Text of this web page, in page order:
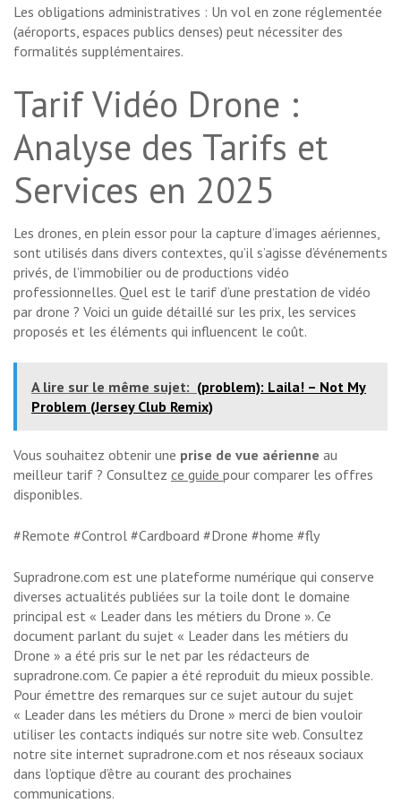
Les obligations administratives : Un vol en zone réglementée
(aéroports, espaces publics denses) peut nécessiter des
formalités supplémentaires.
Tarif Vidéo Drone :
Analyse des Tarifs et
Services en 2025
Les drones, en plein essor pour la capture d’images aériennes,
sont utilisés dans divers contextes, qu’il s’agisse d’événements
privés, de l’immobilier ou de productions vidéo
professionnelles. Quel est le tarif d’une prestation de vidéo
par drone ? Voici un guide détaillé sur les prix, les services
proposés et les éléments qui influencent le coût.
A lire sur le même sujet: (problem): Laila! – Not My
Problem (Jersey Club Remix)
Vous souhaitez obtenir une prise de vue aérienne au
meilleur tarif ? Consultez ce guide pour comparer les offres
disponibles.
#Remote #Control #Cardboard #Drone #home #fly
Supradrone.com est une plateforme numérique qui conserve
diverses actualités publiées sur la toile dont le domaine
principal est « Leader dans les métiers du Drone ». Ce
document parlant du sujet « Leader dans les métiers du
Drone » a été pris sur le net par les rédacteurs de
supradrone.com. Ce papier a été reproduit du mieux possible.
Pour émettre des remarques sur ce sujet autour du sujet
« Leader dans les métiers du Drone » merci de bien vouloir
utiliser les contacts indiqués sur notre site web. Consultez
notre site internet supradrone.com et nos réseaux sociaux
dans l’optique d’être au courant des prochaines
communications.